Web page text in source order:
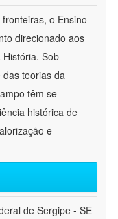
o Ensino
direcionado aos
Sob
teorias da
têm se
histórica de
e
de Sergipe - SE